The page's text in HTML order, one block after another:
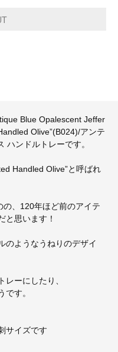
Blue Opalescent Jeffer
Olive”(B024)/アンテ
ハンドルトレーです。
Handled Olive”と呼ばれ
、120年ほど前のアイテ
と思います！
のようなうねりのデザイ
レーにしたり、
です。
サイズです